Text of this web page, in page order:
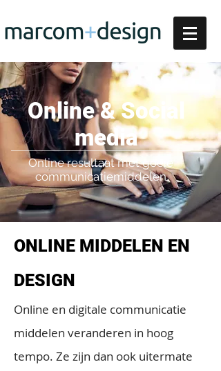
Online & Social
media
Online resultaat met goeie
communicatiemiddelen
ONLINE MIDDELEN EN
DESIGN
Online en digitale communicatie
middelen veranderen in hoog
tempo. Ze zijn dan ook uitermate